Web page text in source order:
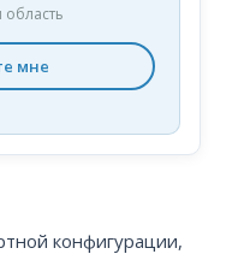
область
мне
конфигурации,